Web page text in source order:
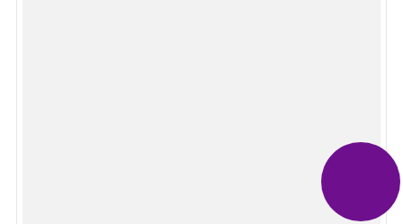
Информация на сайте носит ознакомительный характер и не
является публичной офертой, определяемой положениями